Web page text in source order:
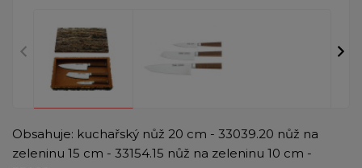
Obsahuje: kuchařský nůž 20 cm - 33039.20 nůž na
zeleninu 15 cm - 33154.15 nůž na zeleninu 10 cm -